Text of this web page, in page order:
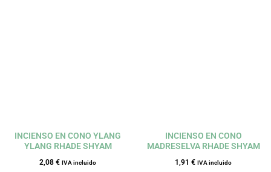
INCIENSO EN CONO YLANG
YLANG RHADE SHYAM
2,08 € IVA incluido
INCIENSO EN CONO
MADRESELVA RHADE SHYAM
1,91 € IVA incluido